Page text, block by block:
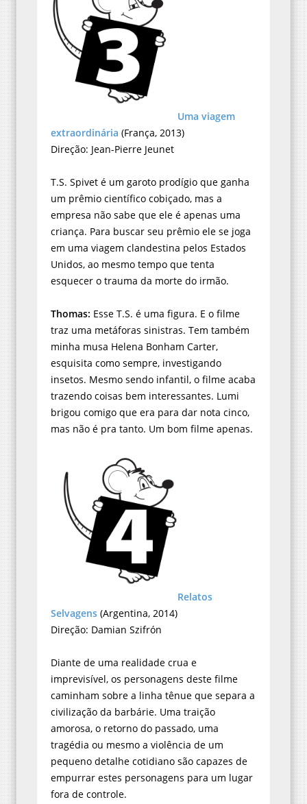
Uma viagem
extraordinária (França, 2013)
Direção: Jean-Pierre Jeunet
T.S. Spivet é um garoto prodígio que ganha
um prêmio científico cobiçado, mas a
empresa não sabe que ele é apenas uma
criança. Para buscar seu prêmio ele se joga
em uma viagem clandestina pelos Estados
Unidos, ao mesmo tempo que tenta
esquecer o trauma da morte do irmão.
Thomas: Esse T.S. é uma figura. E o filme
traz uma metáforas sinistras. Tem também
minha musa Helena Bonham Carter,
esquisita como sempre, investigando
insetos. Mesmo sendo infantil, o filme acaba
trazendo coisas bem interessantes. Lumi
brigou comigo que era para dar nota cinco,
mas não é pra tanto. Um bom filme apenas.
Relatos
Selvagens (Argentina, 2014)
Direção: Damian Szifrón
Diante de uma realidade crua e
imprevisível, os personagens deste filme
caminham sobre a linha tênue que separa a
civilização da barbárie. Uma traição
amorosa, o retorno do passado, uma
tragédia ou mesmo a violência de um
pequeno detalhe cotidiano são capazes de
empurrar estes personagens para um lugar
fora de controle.